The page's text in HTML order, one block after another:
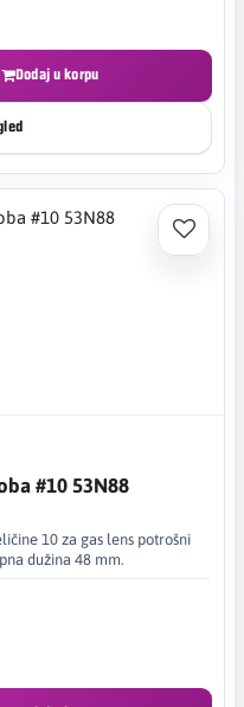
Dodaj u korpu
#10 53N88
10 za gas lens potrošni
dužina 48 mm.